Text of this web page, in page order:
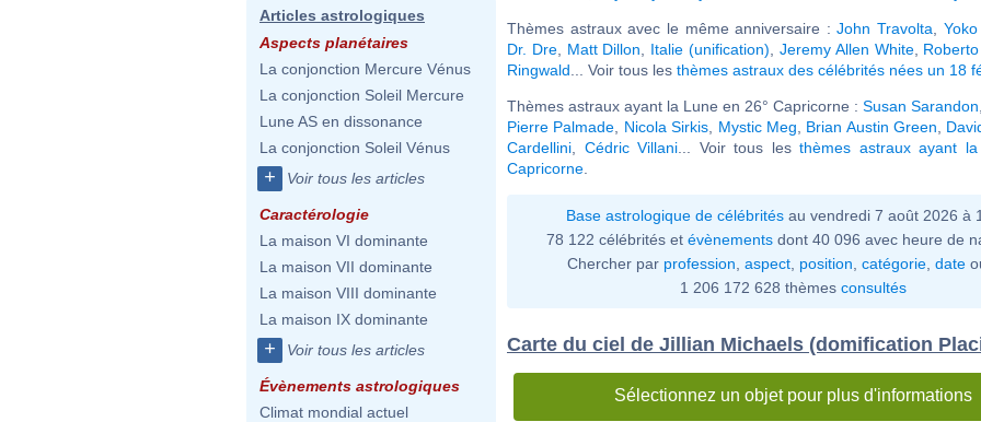
Articles astrologiques
Aspects planétaires
La conjonction Mercure Vénus
La conjonction Soleil Mercure
Lune AS en dissonance
La conjonction Soleil Vénus
+ Voir tous les articles
Caractérologie
La maison VI dominante
La maison VII dominante
La maison VIII dominante
La maison IX dominante
+ Voir tous les articles
Évènements astrologiques
Climat mondial actuel
Thèmes astraux avec le même anniversaire :John Travolta
Dr. Dre, Matt Dillon Italie (unification) Jeremy Allen White,
Ringwald ... Voir tous les thèmes astraux des célébrités nées un 18
Thèmes astraux ayant la Lune en 26° Capricorne : Susan Sarandon
Pierre Palmade
Nicola Sirkis Mystic Meg Brian Austin Green
Cardellini
Cédric Villani ... Voir tous les thèmes astraux ayant
Capricorne
Base astrologique de célébrités au vendredi 7 août 2026 à
78 122 célébrités et évènements dont 40 096 avec heure de
Chercher par profession aspect position catégorie date
1 206 172 628 thèmes consultés
Carte du ciel de Jillian Michaels (domification
Sélectionnez un objet pour plus d'informations